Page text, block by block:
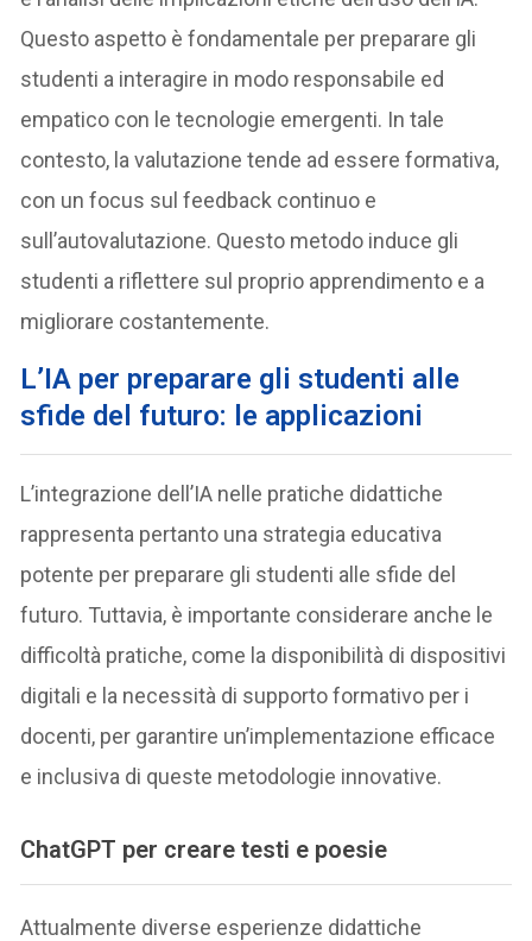
Questo aspetto è fondamentale per preparare gli
studenti a interagire in modo responsabile ed
empatico con le tecnologie emergenti. In tale
contesto, la valutazione tende ad essere formativa,
con un focus sul feedback continuo e
sull’autovalutazione. Questo metodo induce gli
studenti a riflettere sul proprio apprendimento e a
migliorare costantemente.
L’IA per preparare gli studenti alle
sfide del futuro: le applicazioni
L’integrazione dell’IA nelle pratiche didattiche
rappresenta pertanto una strategia educativa
potente per preparare gli studenti alle sfide del
futuro. Tuttavia, è importante considerare anche le
difficoltà pratiche, come la disponibilità di dispositivi
digitali e la necessità di supporto formativo per i
docenti, per garantire un’implementazione efficace
e inclusiva di queste metodologie innovative.
ChatGPT per creare testi e poesie
Attualmente diverse esperienze didattiche